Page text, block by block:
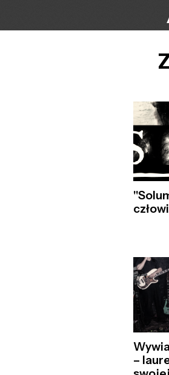
–